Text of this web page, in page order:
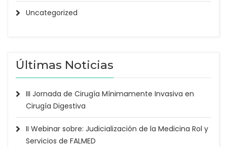
Uncategorized
Últimas Noticias
III Jornada de Cirugía Mínimamente Invasiva en
Cirugía Digestiva
II Webinar sobre: Judicialización de la Medicina Rol y
Servicios de FALMED